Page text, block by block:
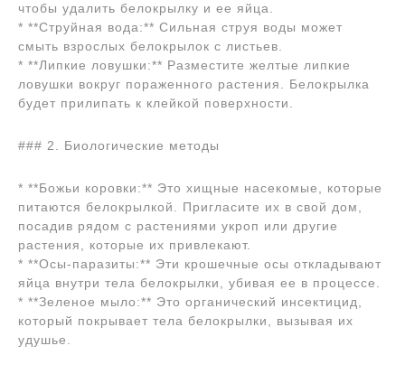
чтобы удалить белокрылку и ее яйца.
* **Струйная вода:** Сильная струя воды может
смыть взрослых белокрылок с листьев.
* **Липкие ловушки:** Разместите желтые липкие
ловушки вокруг пораженного растения. Белокрылка
будет прилипать к клейкой поверхности.
### 2. Биологические методы
* **Божьи коровки:** Это хищные насекомые, которые
питаются белокрылкой. Пригласите их в свой дом,
посадив рядом с растениями укроп или другие
растения, которые их привлекают.
* **Осы-паразиты:** Эти крошечные осы откладывают
яйца внутри тела белокрылки, убивая ее в процессе.
* **Зеленое мыло:** Это органический инсектицид,
который покрывает тела белокрылки, вызывая их
удушье.